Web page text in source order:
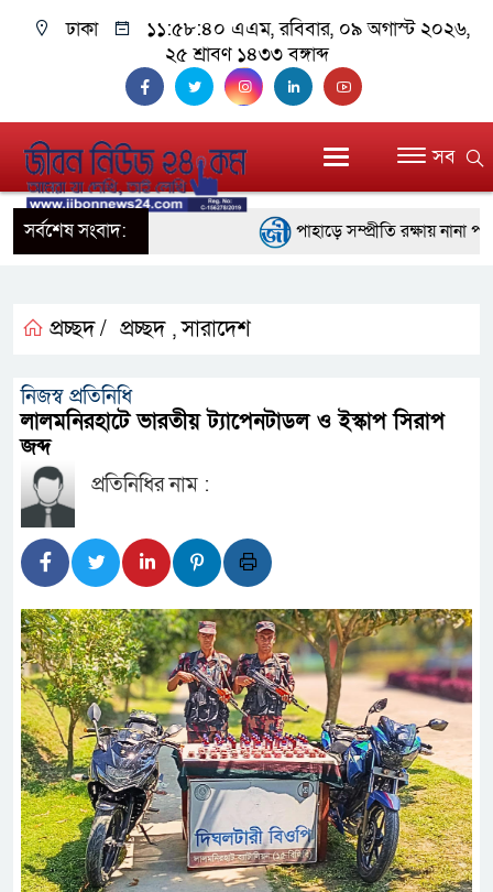
ঢাকা ১১:৫৮:৪১ এএম, রবিবার, ০৯ অগাস্ট ২০২৬,
২৫ শ্রাবণ ১৪৩৩ বঙ্গাব্দ
সব
সর্বশেষ সংবাদ:
পাহাড়ে সম্প্রীতি রক্ষায় নানা
প্রধানমন্ত্রী
সিএমএসএফ পুঁজিবাজারে
গুরুত্বপূর্ণ ভূমিকা রাখছে: ওয়াসি আজম
আন্তর্জাতিক মানের প্যারা
নিয়েছে সরকার
নদী দূষণ রোধে সমন্বিত
নেই : প্রধানমন্ত্রী
প্রচ্ছদ / প্রচ্ছদ ,সারাদেশ
নিজস্ব প্রতিনিধি
লালমনিরহাটে ভারতীয় ট্যাপেনটাডল ও ইস্কাপ সিরাপ
জব্দ
প্রতিনিধির নাম :